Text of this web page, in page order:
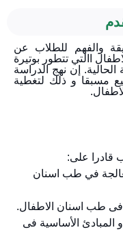
والفهم للطلاب عن
االتي تتطور بوتيرة
إن نهج الدراسة
مسبقا و ذلك لتغطية
قادرا على:
في طب اسنان
و المبادئ الأساسية فى